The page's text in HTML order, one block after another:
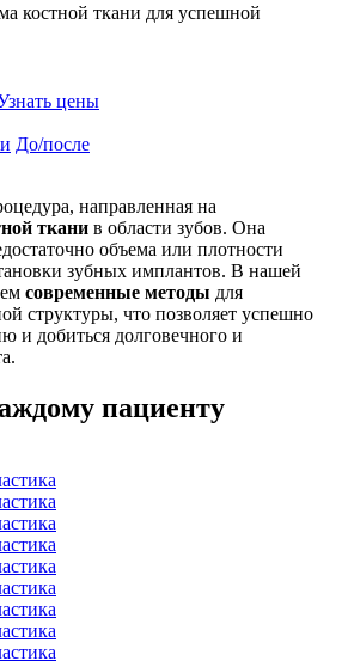
костной ткани для успешной
цены
До/после
направленная на
ткани в области зубов. Она
объема или плотности
зубных имплантов. В нашей
современные методы для
структуры, что позволяет успешно
и добиться долговечного и
пациенту